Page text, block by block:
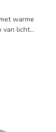
warme
van lichte